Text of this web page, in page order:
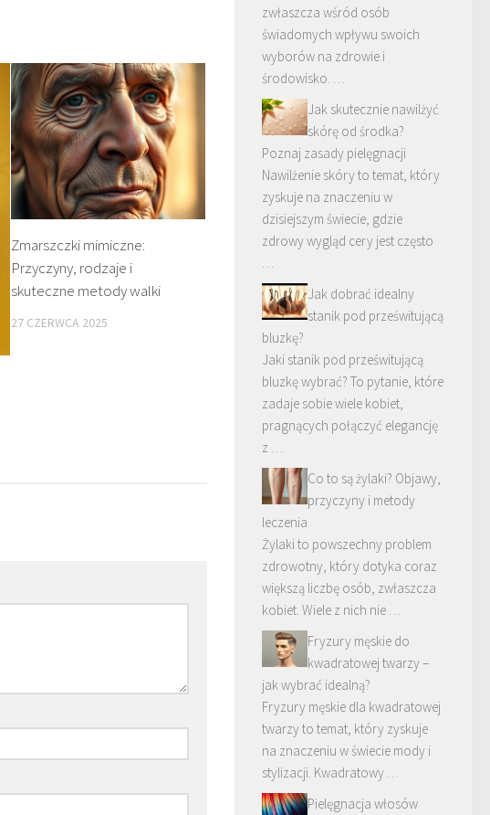
Zmarszczki mimiczne:
Przyczyny, rodzaje i
skuteczne metody walki
27 CZERWCA 2025
zwłaszcza wśród osób
świadomych wpływu swoich
wyborów na zdrowie i
środowisko. …
Jak skutecznie nawilżyć
skórę od środka?
Poznaj zasady pielęgnacji
Nawilżenie skóry to temat, który
zyskuje na znaczeniu w
dzisiejszym świecie, gdzie
zdrowy wygląd cery jest często
…
Jak dobrać idealny
stanik pod prześwitującą
bluzkę?
Jaki stanik pod prześwitującą
bluzkę wybrać? To pytanie, które
zadaje sobie wiele kobiet,
pragnących połączyć elegancję
z …
Co to są żylaki? Objawy,
przyczyny i metody
leczenia
Żylaki to powszechny problem
zdrowotny, który dotyka coraz
większą liczbę osób, zwłaszcza
kobiet. Wiele z nich nie …
Fryzury męskie do
kwadratowej twarzy –
jak wybrać idealną?
Fryzury męskie dla kwadratowej
twarzy to temat, który zyskuje
na znaczeniu w świecie mody i
stylizacji. Kwadratowy …
Pielęgnacja włosów